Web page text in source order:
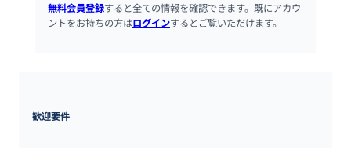
無料会員登録すると全ての情報を確認できます。既にアカウ
ントをお持ちの方はログインするとご覧いただけます。
歓迎要件